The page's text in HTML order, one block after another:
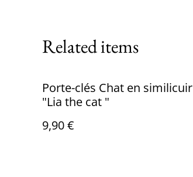
Related items
Porte-clés Chat en similicuir
"Lia the cat "
9,90 €